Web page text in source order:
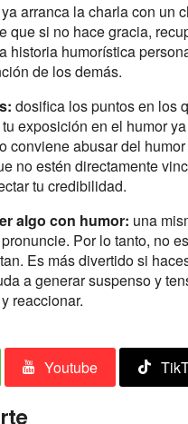
arranca la charla con un
que si no hace gracia,
historia humorística
de los demás.
dosifica los puntos en los
exposición en el humor
abusar del
no estén directamente
tu credibilidad.
algo con humor: una
Por lo tanto, no
Es más divertido si
a generar suspenso y
reaccionar.
Youtube